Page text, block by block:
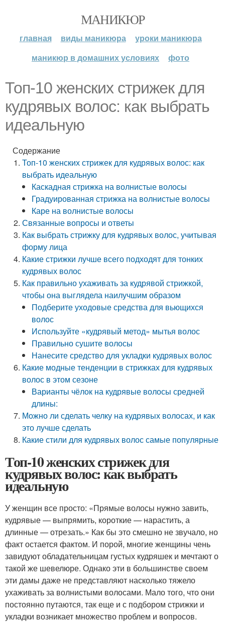
МАНИКЮР
главная виды маникюра
уроки маникюра
маникюр в домашних условиях
фото
Топ-10 женских стрижек для
кудрявых волос: как выбрать
идеальную
Содержание
Топ-10 женских стрижек для кудрявых волос: как
выбрать идеальную
Каскадная стрижка на волнистые волосы
Градуированная стрижка на волнистые волосы
Каре на волнистые волосы
Связанные вопросы и ответы
Как выбрать стрижку для кудрявых волос, учитывая
форму лица
Какие стрижки лучше всего подходят для тонких
кудрявых волос
Как правильно ухаживать за кудрявой стрижкой,
чтобы она выглядела наилучшим образом
Подберите уходовые средства для вьющихся
волос
Используйте «кудрявый метод» мытья волос
Правильно сушите волосы
Нанесите средство для укладки кудрявых волос
Какие модные тенденции в стрижках для кудрявых
волос в этом сезоне
Варианты чёлок на кудрявые волосы средней
длины:
Можно ли сделать челку на кудрявых волосах, и как
это лучше сделать
Какие стили для кудрявых волос самые популярные
Топ-10 женских стрижек для
кудрявых волос: как выбрать
идеальную
У женщин все просто: «Прямые волосы нужно завить,
кудрявые — выпрямить, короткие — нарастить, а
длинные — отрезать.» Как бы это смешно не звучало, но
факт остается фактом. И порой, многие женщины чень
завидуют обладательницам густых кудряшек и мечтают о
такой же шевелюре. Однако эти в большинстве своем
эти дамы даже не представляют насколько тяжело
ухаживать за волнистыми волосами. Мало того, что они
постоянно путаются, так еще и с подбором стрижки и
укладки возникает множество проблем и вопросов.